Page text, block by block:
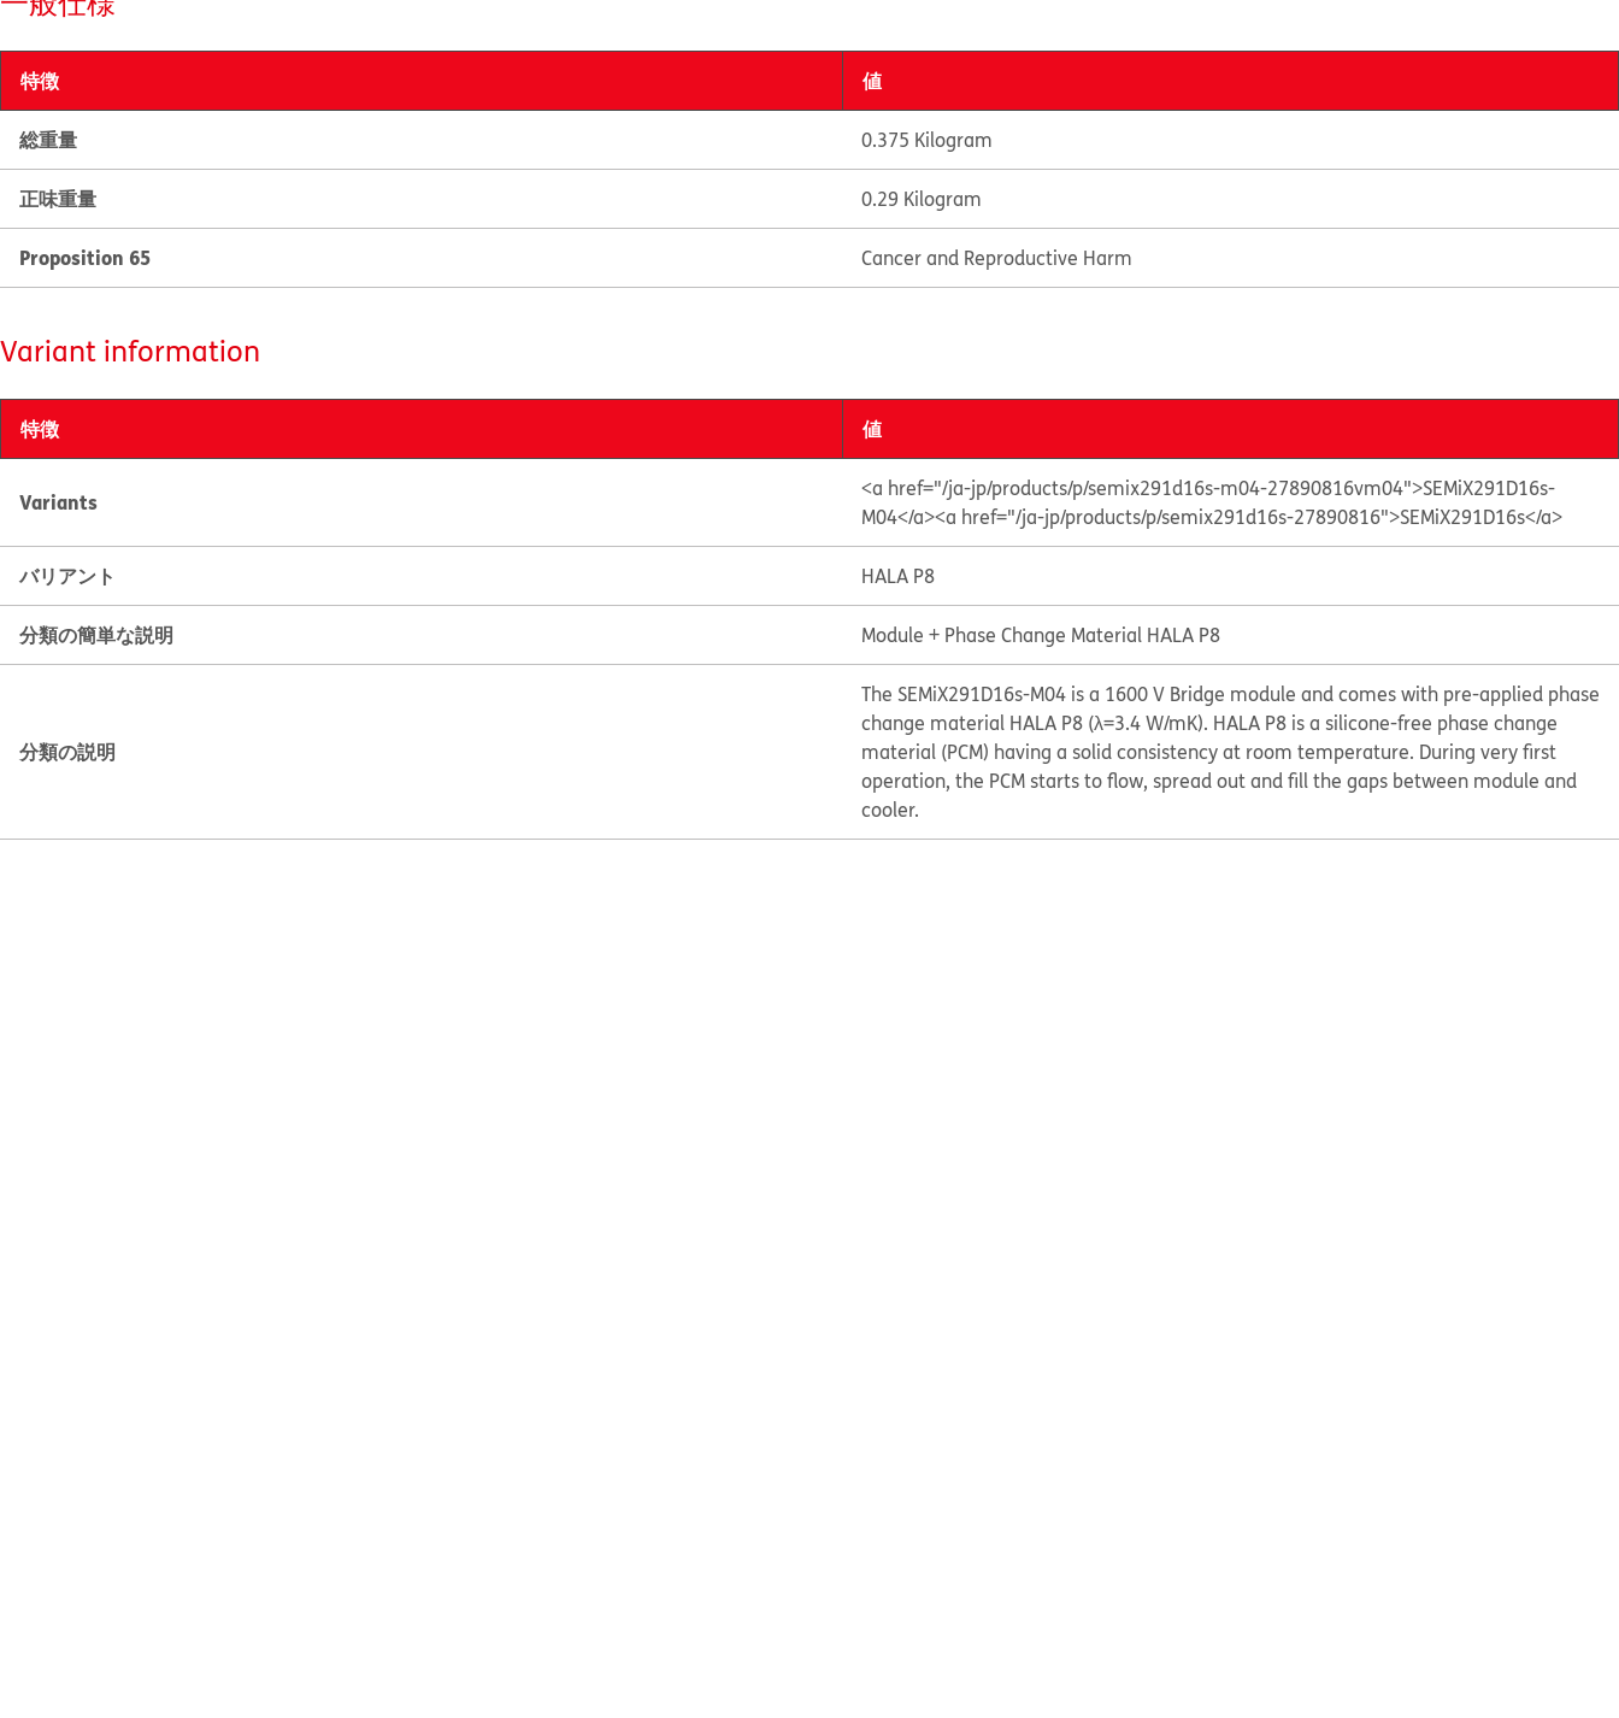
特徴 値
総重量 0.375 Kilogram
正味重量 0.29 Kilogram
Proposition 65 Cancer and Reproductive Harm
Variant information
特徴 値
Variants
<a href="/ja-jp/products/p/semix291d16s-m04-27890816vm04">SEMiX291D16s-
M04</a><a href="/ja-jp/products/p/semix291d16s-27890816">SEMiX291D16s</a>
バリアント HALA P8
分類の簡単な説明 Module + Phase Change Material HALA P8
分類の説明
The SEMiX291D16s-M04 is a 1600 V Bridge module and comes with pre-applied phase
change material HALA P8 (λ=3.4 W/mK). HALA P8 is a silicone-free phase change
material (PCM) having a solid consistency at room temperature. During very first
operation, the PCM starts to flow, spread out and fill the gaps between module and
cooler.